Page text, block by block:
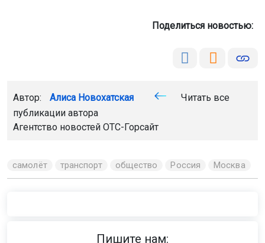
Поделиться новостью:
Автор: Алиса Новохатская
Читать все
публикации автора
Агентство новостей ОТС-Горсайт
самолёт транспорт общество Россия Москва
Пишите нам: